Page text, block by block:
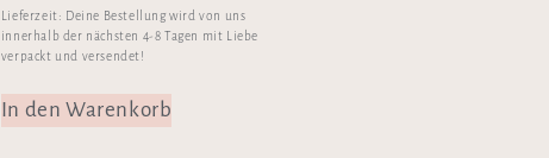
Lieferzeit: Deine Bestellung wird von uns
innerhalb der nächsten 4-8 Tagen mit Liebe
verpackt und versendet!
In den Warenkorb